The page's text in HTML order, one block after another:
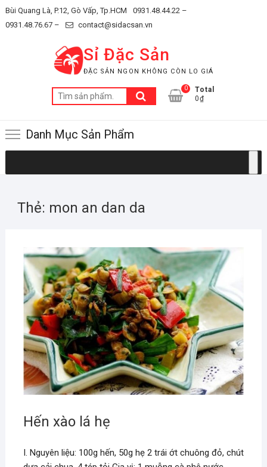
Skip
to
Bùi Quang Là, P.12, Gò Vấp, Tp.HCM
0931.48.44.22 –
0931.48.76.67 –
contact@sidacsan.vn
Sỉ Đặc Sản
ĐẶC SẢN NGON KHÔNG CÒN LO GIÁ
Tìm
kiếm:
0
Total
0₫
Danh Mục Sản Phẩm
Thẻ: mon an dan da
Hến xào lá hẹ
I. Nguyên liệu: 100g hến, 50g hẹ 2 trái ớt chuông đỏ, chút